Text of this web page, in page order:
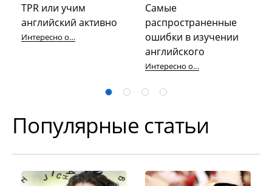
TPR или учим
английский активно
Интересно об английском
Самые
распространенные
ошибки в изучении
английского
Интересно об английском
Популярные статьи